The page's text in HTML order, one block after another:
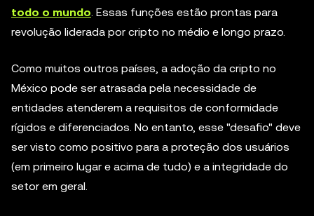
todo o mundo. Essas funções estão prontas para
revolução liderada por cripto no médio e longo prazo.
Como muitos outros países, a adoção da cripto no
México pode ser atrasada pela necessidade de
entidades atenderem a requisitos de conformidade
rígidos e diferenciados. No entanto, esse "desafio" deve
ser visto como positivo para a proteção dos usuários
(em primeiro lugar e acima de tudo) e a integridade do
setor em geral.